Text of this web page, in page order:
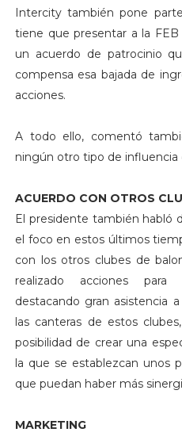
Intercity también pone
tiene que presentar a la
un acuerdo de patrocinio
compensa esa bajada de
acciones.
A todo ello, comentó
ningún otro tipo de influencia
ACUERDO CON OTROS
El presidente también habló
el foco en estos últimos
con los otros clubes de
realizado acciones para
destacando gran asistencia
las canteras de estos
posibilidad de crear una
la que se establezcan unos
que puedan haber más
MARKETING